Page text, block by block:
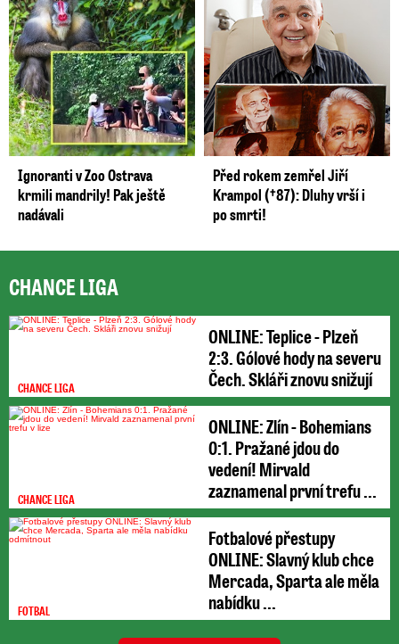
Ignoranti v Zoo Ostrava
krmili mandrily! Pak ještě
nadávali
Před rokem zemřel Jiří
Krampol (†87): Dluhy vrší i
po smrti!
CHANCE LIGA
CHANCE LIGA
ONLINE: Teplice - Plzeň
2:3. Gólové hody na severu
Čech. Skláři znovu snižují
CHANCE LIGA
ONLINE: Zlín - Bohemians
0:1. Pražané jdou do
vedení! Mirvald
zaznamenal první trefu ...
FOTBAL
Fotbalové přestupy
ONLINE: Slavný klub chce
Mercada, Sparta ale měla
nabídku ...